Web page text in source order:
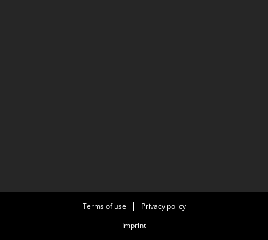
Terms of use
Privacy policy
Imprint